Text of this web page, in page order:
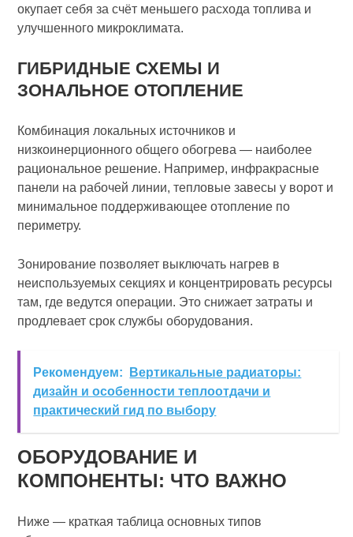
окупает себя за счёт меньшего расхода топлива и
улучшенного микроклимата.
ГИБРИДНЫЕ СХЕМЫ И
ЗОНАЛЬНОЕ ОТОПЛЕНИЕ
Комбинация локальных источников и
низкоинерционного общего обогрева — наиболее
рациональное решение. Например, инфракрасные
панели на рабочей линии, тепловые завесы у ворот и
минимальное поддерживающее отопление по
периметру.
Зонирование позволяет выключать нагрев в
неиспользуемых секциях и концентрировать ресурсы
там, где ведутся операции. Это снижает затраты и
продлевает срок службы оборудования.
Рекомендуем:
Вертикальные радиаторы:
дизайн и особенности теплоотдачи и
практический гид по выбору
ОБОРУДОВАНИЕ И
КОМПОНЕНТЫ: ЧТО ВАЖНО
Ниже — краткая таблица основных типов